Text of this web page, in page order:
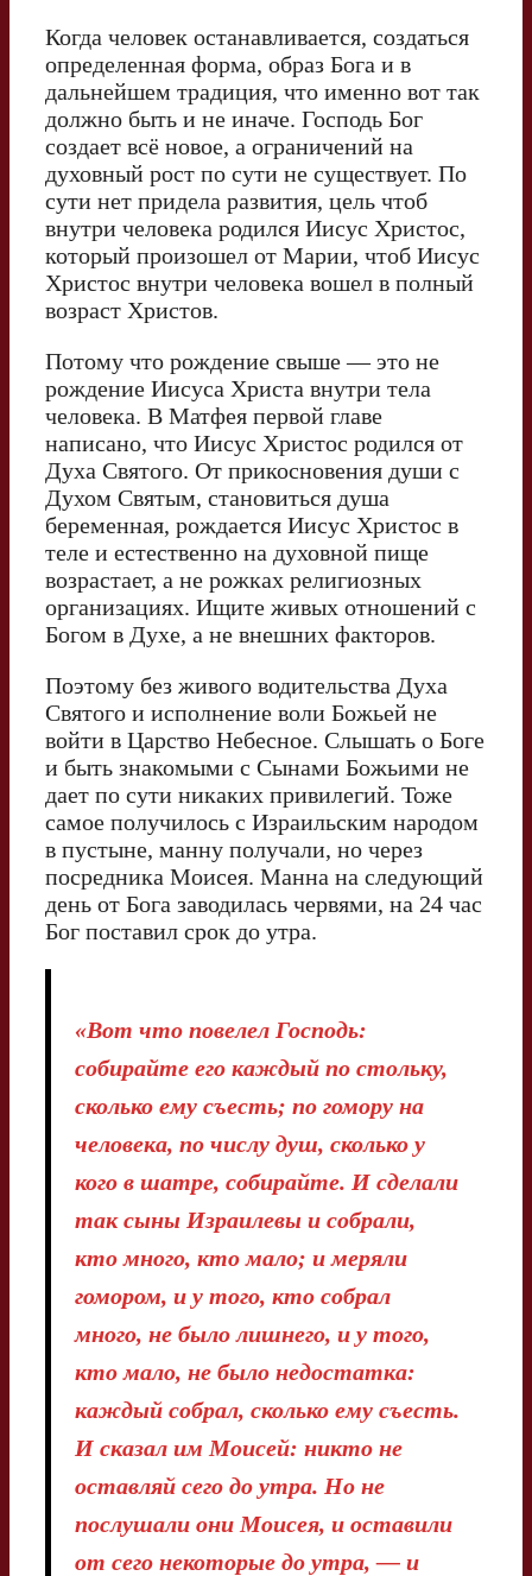
Когда человек останавливается, создаться
определенная форма, образ Бога и в
дальнейшем традиция, что именно вот так
должно быть и не иначе. Господь Бог
создает всё новое, а ограничений на
духовный рост по сути не существует. По
сути нет придела развития, цель чтоб
внутри человека родился Иисус Христос,
который произошел от Марии, чтоб Иисус
Христос внутри человека вошел в полный
возраст Христов.
Потому что рождение свыше — это не
рождение Иисуса Христа внутри тела
человека. В Матфея первой главе
написано, что Иисус Христос родился от
Духа Святого. От прикосновения души с
Духом Святым, становиться душа
беременная, рождается Иисус Христос в
теле и естественно на духовной пище
возрастает, а не рожках религиозных
организациях. Ищите живых отношений с
Богом в Духе, а не внешних факторов.
Поэтому без живого водительства Духа
Святого и исполнение воли Божьей не
войти в Царство Небесное. Слышать о Боге
и быть знакомыми с Сынами Божьими не
дает по сути никаких привилегий. Тоже
самое получилось с Израильским народом
в пустыне, манну получали, но через
посредника Моисея. Манна на следующий
день от Бога заводилась червями, на 24 час
Бог поставил срок до утра.
«Вот что повелел Господь:
собирайте его каждый по стольку,
сколько ему съесть; по гомору на
человека, по числу душ, сколько у
кого в шатре, собирайте. И сделали
так сыны Израилевы и собрали,
кто много, кто мало; и меряли
гомором, и у того, кто собрал
много, не было лишнего, и у того,
кто мало, не было недостатка:
каждый собрал, сколько ему съесть.
И сказал им Моисей: никто не
оставляй сего до утра. Но не
послушали они Моисея, и оставили
от сего некоторые до утра, — и